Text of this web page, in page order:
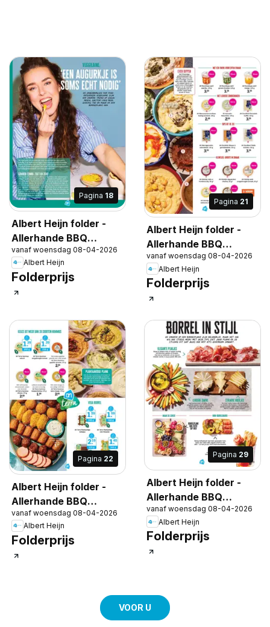
Pagina 18
Albert Heijn folder -
Allerhande BBQ
special
vanaf woensdag 08-04-2026
Albert Heijn
Folderprijs
Pagina 21
Albert Heijn folder -
Allerhande BBQ
special
vanaf woensdag 08-04-2026
Albert Heijn
Folderprijs
Pagina 22
Albert Heijn folder -
Allerhande BBQ
special
vanaf woensdag 08-04-2026
Albert Heijn
Folderprijs
Pagina 29
Albert Heijn folder -
Allerhande BBQ
special
vanaf woensdag 08-04-2026
Albert Heijn
Folderprijs
VOOR U